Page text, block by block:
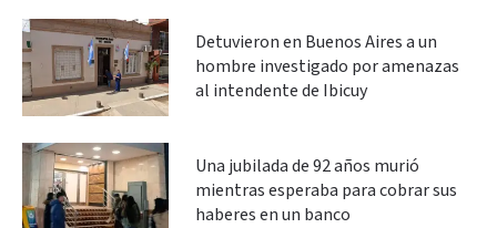
Detuvieron en Buenos Aires a un
hombre investigado por amenazas
al intendente de Ibicuy
Una jubilada de 92 años murió
mientras esperaba para cobrar sus
haberes en un banco